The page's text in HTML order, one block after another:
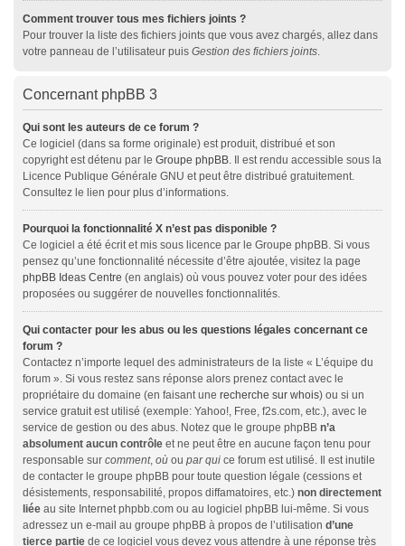
Comment trouver tous mes fichiers joints ?
Pour trouver la liste des fichiers joints que vous avez chargés, allez dans
votre panneau de l’utilisateur puis Gestion des fichiers joints.
Concernant phpBB 3
Qui sont les auteurs de ce forum ?
Ce logiciel (dans sa forme originale) est produit, distribué et son
copyright est détenu par le Groupe phpBB. Il est rendu accessible sous la
Licence Publique Générale GNU et peut être distribué gratuitement.
Consultez le lien pour plus d’informations.
Pourquoi la fonctionnalité X n’est pas disponible ?
Ce logiciel a été écrit et mis sous licence par le Groupe phpBB. Si vous
pensez qu’une fonctionnalité nécessite d’être ajoutée, visitez la page
phpBB Ideas Centre (en anglais) où vous pouvez voter pour des idées
proposées ou suggérer de nouvelles fonctionnalités.
Qui contacter pour les abus ou les questions légales concernant ce
forum ?
Contactez n’importe lequel des administrateurs de la liste « L’équipe du
forum ». Si vous restez sans réponse alors prenez contact avec le
propriétaire du domaine (en faisant une recherche sur whois) ou si un
service gratuit est utilisé (exemple: Yahoo!, Free, f2s.com, etc.), avec le
service de gestion ou des abus. Notez que le groupe phpBB n’a
absolument aucun contrôle et ne peut être en aucune façon tenu pour
responsable sur comment, où ou par qui ce forum est utilisé. Il est inutile
de contacter le groupe phpBB pour toute question légale (cessions et
désistements, responsabilité, propos diffamatoires, etc.) non directement
liée au site Internet phpbb.com ou au logiciel phpBB lui-même. Si vous
adressez un e-mail au groupe phpBB à propos de l’utilisation d’une
tierce partie de ce logiciel vous devez vous attendre à une réponse très